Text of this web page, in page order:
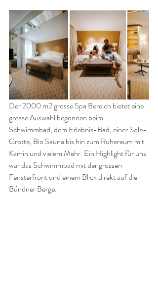
Der 2000 m2 grosse Spa Bereich bietet eine
grosse Auswahl begonnen beim
Schwimmbad, dem Erlebnis-Bad, einer Sole-
Grotte, Bio Sauna bis hin zum Ruheraum mit
Kamin und vielem Mehr. Ein Highlight für uns
war das Schwimmbad mit der grossen
Fensterfront und einem Blick direkt auf die
Bündner Berge.